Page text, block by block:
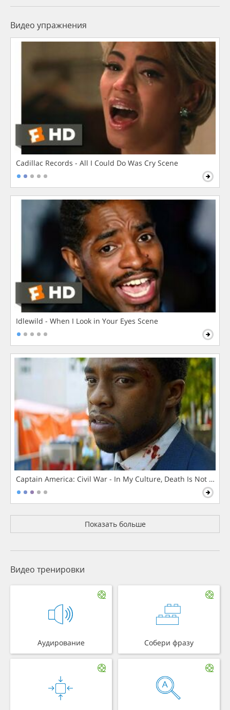
Видео упражнения
Cadillac Records - All I Could Do Was Cry Scene
Idlewild - When I Look in Your Eyes Scene
Captain America: Civil War - In My Culture, Death Is Not The
Показать больше
Видео тренировки
Аудирование Собери фразу